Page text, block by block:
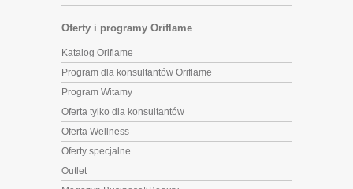
Oferty i programy Oriflame
Katalog Oriflame
Program dla konsultantów Oriflame
Program Witamy
Oferta tylko dla konsultantów
Oferta Wellness
Oferty specjalne
Outlet